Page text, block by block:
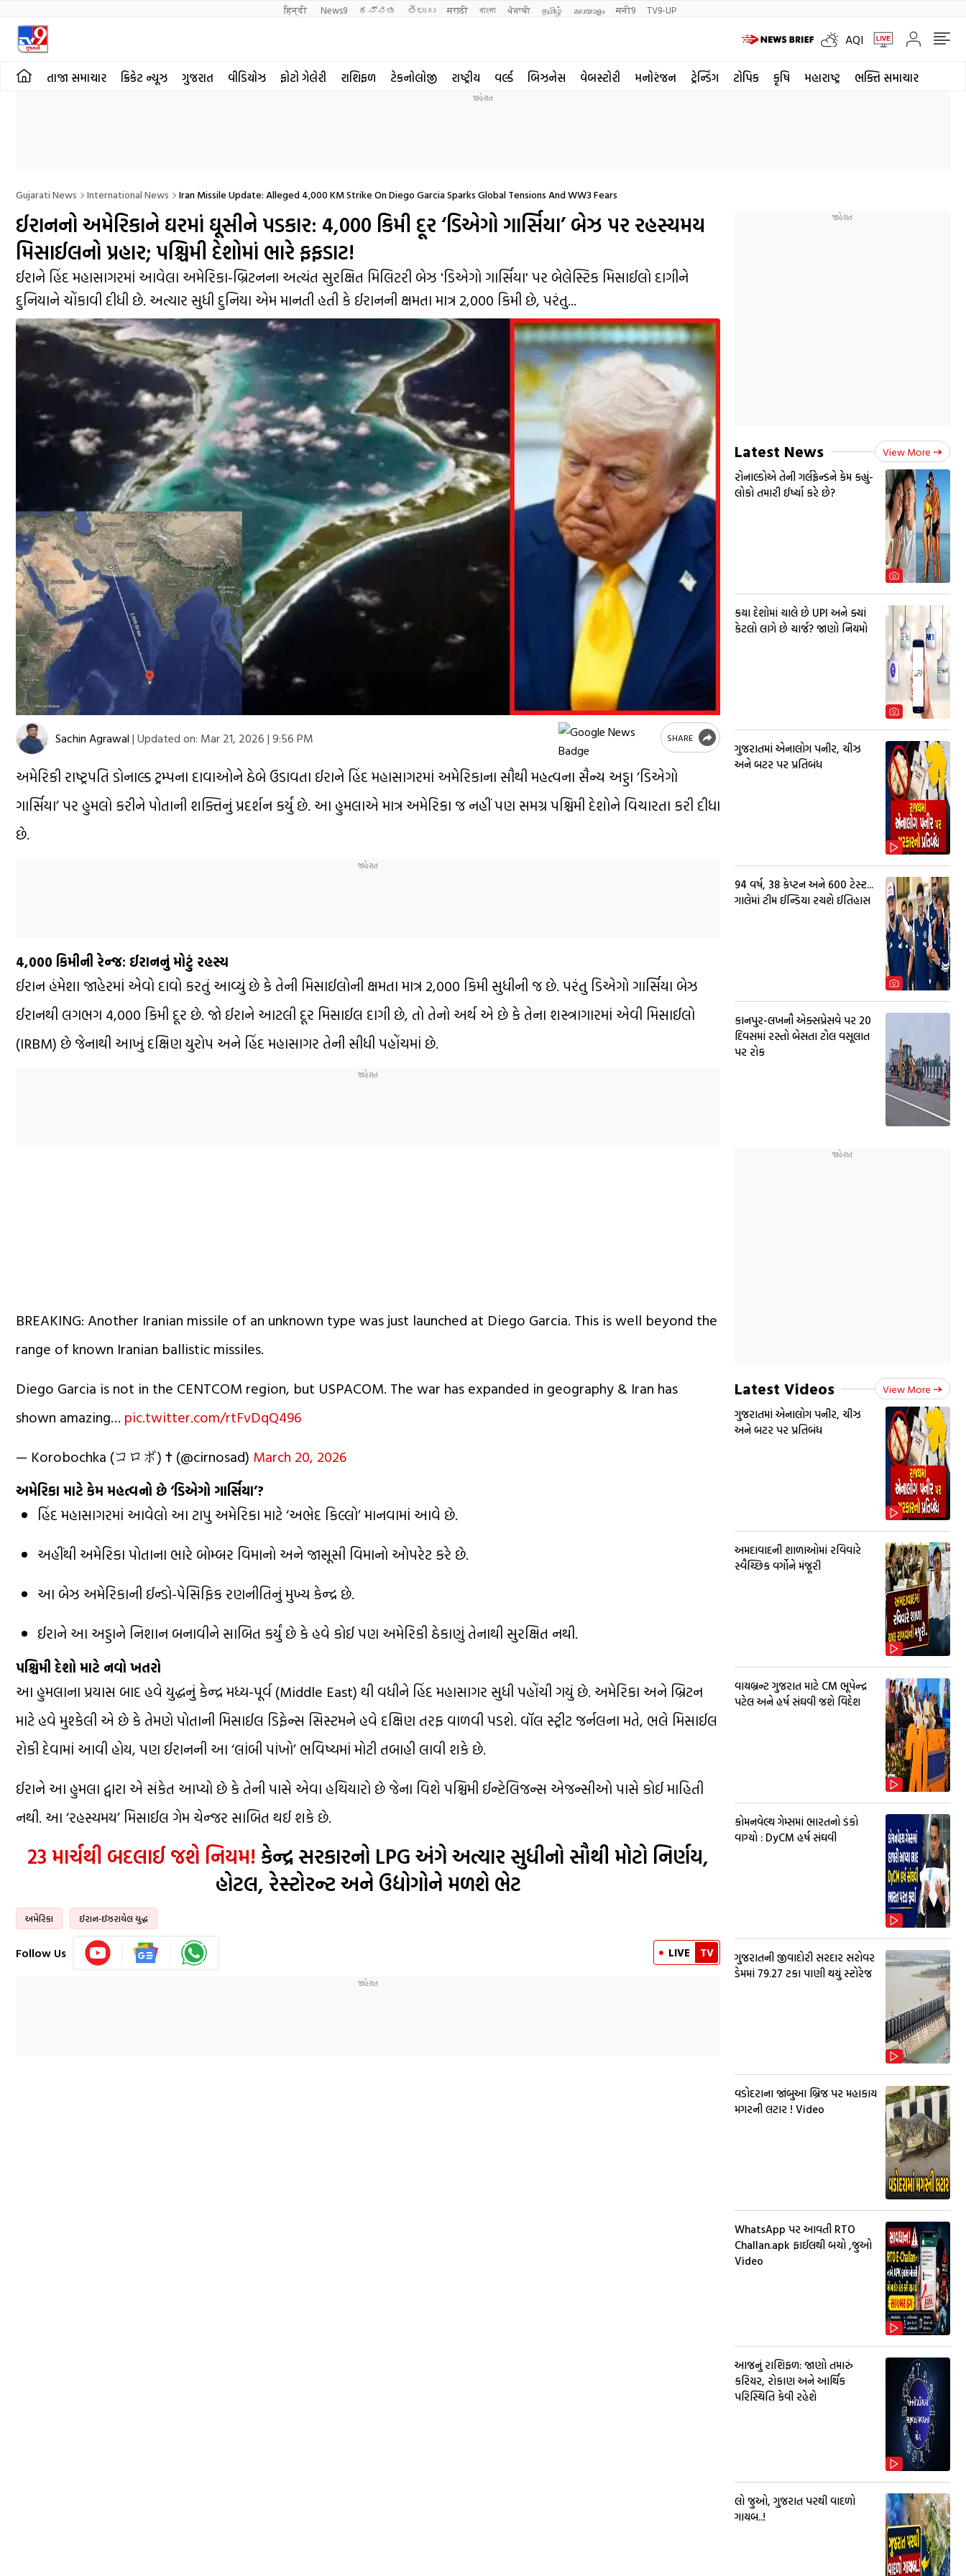
हिन्दी News9 ಕನ್ನಡ తెలుగు मराठी বাংলা ਪੰਜਾਬੀ தமிழ் മലയാളം मनी9 TV9-UP
AQI
તાજા સમાચાર ક્રિકેટ ન્યૂઝ ગુજરાત વીડિયોઝ ફોટો ગેલેરી રાશિફળ ટેકનોલોજી રાષ્ટ્રીય વર્લ્ડ બિઝનેસ વેબસ્ટોરી મનોરંજન ટ્રેન્ડિંગ ટોપિક કૃષિ મહારાષ્ટ્ર ભક્તિ સમાચાર
Gujarati News International News Iran Missile Update: Alleged 4,000 KM Strike On Diego Garcia Sparks Global Tensions And WW3 Fears
ઈરાનનો અમેરિકાને ઘરમાં ઘૂસીને પડકાર: 4,000 કિમી દૂર ‘ડિએગો ગાર્સિયા’ બેઝ પર રહસ્યમય
મિસાઈલનો પ્રહાર; પશ્ચિમી દેશોમાં ભારે ફફડાટ!
ઈરાને હિંદ મહાસાગરમાં આવેલા અમેરિકા-બ્રિટનના અત્યંત સુરક્ષિત મિલિટરી બેઝ 'ડિએગો ગાર્સિયા' પર બેલેસ્ટિક મિસાઈલો દાગીને
દુનિયાને ચોંકાવી દીધી છે. અત્યાર સુધી દુનિયા એમ માનતી હતી કે ઈરાનની ક્ષમતા માત્ર 2,000 કિમી છે, પરંતુ...
Sachin Agrawal | Updated on: Mar 21, 2026 | 9:56 PM SHARE
અમેરિકી રાષ્ટ્રપતિ ડોનાલ્ડ ટ્રમ્પના દાવાઓને ઠેબે ઉડાવતા ઈરાને હિંદ મહાસાગરમાં અમેરિકાના સૌથી મહત્વના સૈન્ય અડ્ડા ‘ડિએગો
ગાર્સિયા’ પર હુમલો કરીને પોતાની શક્તિનું પ્રદર્શન કર્યું છે. આ હુમલાએ માત્ર અમેરિકા જ નહીં પણ સમગ્ર પશ્ચિમી દેશોને વિચારતા કરી દીધા
છે.
4,000 કિમીની રેન્જ: ઈરાનનું મોટું રહસ્ય
ઈરાન હંમેશા જાહેરમાં એવો દાવો કરતું આવ્યું છે કે તેની મિસાઈલોની ક્ષમતા માત્ર 2,000 કિમી સુધીની જ છે. પરંતુ ડિએગો ગાર્સિયા બેઝ
ઈરાનથી લગભગ 4,000 કિમી દૂર છે. જો ઈરાને આટલી દૂર મિસાઈલ દાગી છે, તો તેનો અર્થ એ છે કે તેના શસ્ત્રાગારમાં એવી મિસાઈલો
(IRBM) છે જેનાથી આખું દક્ષિણ યુરોપ અને હિંદ મહાસાગર તેની સીધી પહોંચમાં છે.
BREAKING: Another Iranian missile of an unknown type was just launched at Diego Garcia. This is well beyond the
range of known Iranian ballistic missiles.
Diego Garcia is not in the CENTCOM region, but USPACOM. The war has expanded in geography & Iran has
shown amazing… pic.twitter.com/rtFvDqQ496
— Korobochka (コロボ) ✝️ (@cirnosad) March 20, 2026
અમેરિકા માટે કેમ મહત્વનો છે ‘ડિએગો ગાર્સિયા’?
હિંદ મહાસાગરમાં આવેલો આ ટાપુ અમેરિકા માટે ‘અભેદ કિલ્લો’ માનવામાં આવે છે.
અહીંથી અમેરિકા પોતાના ભારે બોમ્બર વિમાનો અને જાસૂસી વિમાનો ઓપરેટ કરે છે.
આ બેઝ અમેરિકાની ઈન્ડો-પેસિફિક રણનીતિનું મુખ્ય કેન્દ્ર છે.
ઈરાને આ અડ્ડાને નિશાન બનાવીને સાબિત કર્યું છે કે હવે કોઈ પણ અમેરિકી ઠેકાણું તેનાથી સુરક્ષિત નથી.
પશ્ચિમી દેશો માટે નવો ખતરો
આ હુમલાના પ્રયાસ બાદ હવે યુદ્ધનું કેન્દ્ર મધ્ય-પૂર્વ (Middle East) થી વધીને હિંદ મહાસાગર સુધી પહોંચી ગયું છે. અમેરિકા અને બ્રિટન
માટે હવે મુશ્કેલી એ છે કે તેમણે પોતાની મિસાઈલ ડિફેન્સ સિસ્ટમને હવે દક્ષિણ તરફ વાળવી પડશે. વૉલ સ્ટ્રીટ જર્નલના મતે, ભલે મિસાઈલ
રોકી દેવામાં આવી હોય, પણ ઈરાનની આ ‘લાંબી પાંખો’ ભવિષ્યમાં મોટી તબાહી લાવી શકે છે.
ઈરાને આ હુમલા દ્વારા એ સંકેત આપ્યો છે કે તેની પાસે એવા હથિયારો છે જેના વિશે પશ્ચિમી ઈન્ટેલિજન્સ એજન્સીઓ પાસે કોઈ માહિતી
નથી. આ ‘રહસ્યમય’ મિસાઈલ ગેમ ચેન્જર સાબિત થઈ શકે છે.
23 માર્ચથી બદલાઈ જશે નિયમ! કેન્દ્ર સરકારનો LPG અંગે અત્યાર સુધીનો સૌથી મોટો નિર્ણય,
હોટલ, રેસ્ટોરન્ટ અને ઉદ્યોગોને મળશે ભેટ
અમેરિકા ઈરાન-ઈઝરાયેલ યુદ્ધ
Follow Us LIVE TV
Latest News View More
રોનાલ્ડોએ તેની ગર્લફ્રેન્ડને કેમ કહ્યું-
લોકો તમારી ઈર્ષ્યા કરે છે?
કયા દેશોમાં ચાલે છે UPI અને ક્યાં
કેટલો લાગે છે ચાર્જ? જાણો નિયમો
ગુજરાતમાં એનાલોગ પનીર, ચીઝ
અને બટર પર પ્રતિબંધ
94 વર્ષ, 38 કેપ્ટન અને 600 ટેસ્ટ...
ગાલેમાં ટીમ ઈન્ડિયા રચશે ઈતિહાસ
કાનપુર-લખનૌ એક્સપ્રેસવે પર 20
દિવસમાં રસ્તો બેસતા ટોલ વસૂલાત
પર રોક
Latest Videos View More
ગુજરાતમાં એનાલોગ પનીર, ચીઝ
અને બટર પર પ્રતિબંધ
અમદાવાદની શાળાઓમાં રવિવારે
સ્વૈચ્છિક વર્ગોને મંજૂરી
વાયબ્રન્ટ ગુજરાત માટે CM ભૂપેન્દ્ર
પટેલ અને હર્ષ સંઘવી જશે વિદેશ
કોમનવેલ્થ ગેમ્સમાં ભારતનો ડંકો
વાગ્યો : DyCM હર્ષ સંઘવી
ગુજરાતની જીવાદોરી સરદાર સરોવર
ડેમમાં 79.27 ટકા પાણી થયું સ્ટોરેજ
વડોદરાના જાંબુઆ બ્રિજ પર મહાકાય
મગરની લટાર ! Video
WhatsApp પર આવતી RTO
Challan.apk ફાઈલથી બચો ,જુઓ
Video
આજનું રાશિફળ: જાણો તમારું
કરિયર, રોકાણ અને આર્થિક
પરિસ્થિતિ કેવી રહેશે
લો જુઓ, ગુજરાત પરથી વાદળો
ગાયબ..!